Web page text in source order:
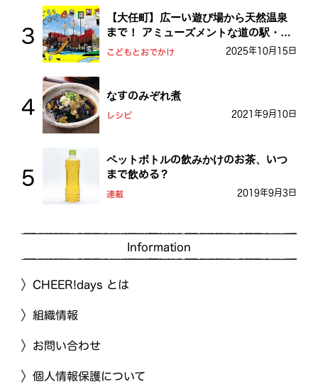
【大任町】広ーい遊び場から天然温泉
まで！ アミューズメントな道の駅・お
おとう桜街道
こどもとおでかけ 2025年10月15日
なすのみぞれ煮
レシピ 2021年9月10日
ペットボトルの飲みかけのお茶、いつ
まで飲める？
連載 2019年9月3日
Information
CHEER!days とは
組織情報
お問い合わせ
個人情報保護について